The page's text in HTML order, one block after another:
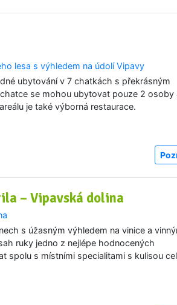
lesa s výhledem na údolí Vipavy
ubytování v 7 chatkách s překrásným
se mohou ubytovat pouze 2 osoby
je také výborná restaurace.
– Vipavská dolina
s úžasným výhledem na vinice a
ruky jedno z nejlépe hodnocených
spolu s místními specialitami s kulisou